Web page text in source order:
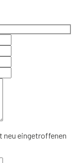
neu eingetroffenen